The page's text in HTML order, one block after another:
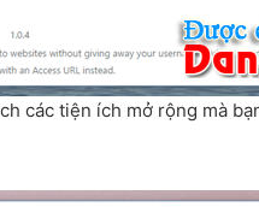
các tiện ích mở rộng mà